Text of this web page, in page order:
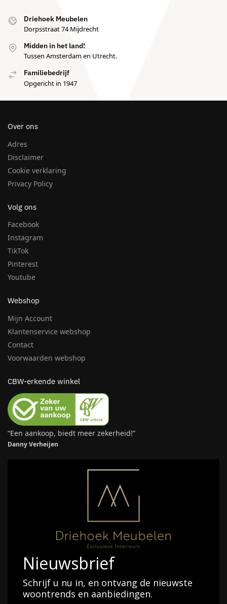
Driehoek Meubelen
Dorpsstraat 74 Mijdrecht
Midden in het land!
Tussen Amsterdam en Utrecht.
Familiebedrijf
Opgericht in 1947
Over ons
Adres
Disclaimer
Cookie verklaring
Privacy Policy
Volg ons
Facebook
Instagram
TikTok
Pinterest
Youtube
Webshop
Mijn Account
Klantenservice webshop
Contact
Voorwaarden webshop
CBW-erkende winkel
“Een aankoop, biedt meer zekerheid!”
Danny Verheijen
Nieuwsbrief
Schrijf u nu in, en ontvang de nieuwste
woontrends en aanbiedingen.